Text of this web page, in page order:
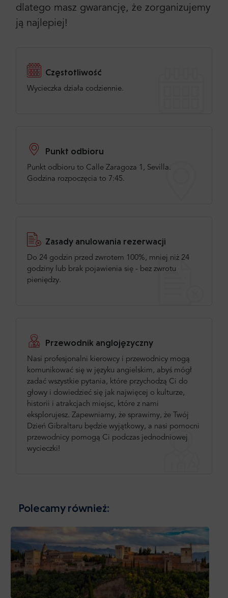
dlatego masz gwarancję, że zorganizujemy
ją najlepiej!
Częstotliwość
Wycieczka działa codziennie.
Punkt odbioru
Punkt odbioru to Calle Zaragoza 1, Sevilla.
Godzina rozpoczęcia to 7:45.
Zasady anulowania rezerwacji
Do 24 godzin przed zwrotem 100%, mniej niż 24
godziny lub brak pojawienia się - bez zwrotu
pieniędzy.
Przewodnik anglojęzyczny
Nasi profesjonalni kierowcy i przewodnicy mogą
komunikować się w języku angielskim, abyś mógł
zadać wszystkie pytania, które przychodzą Ci do
głowy i dowiedzieć się jak najwięcej o kulturze,
historii i atrakcjach miejsc, które z nami
eksplorujesz. Zapewniamy, że sprawimy, że Twój
Dzień Gibraltaru będzie wyjątkowy, a nasi pomocni
przewodnicy pomogą Ci podczas jednodniowej
wycieczki!
Polecamy również: